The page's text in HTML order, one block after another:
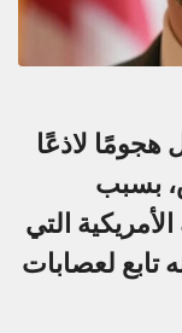
هجومًا لاذعًا
بسبب
التي
تابع لعصابات